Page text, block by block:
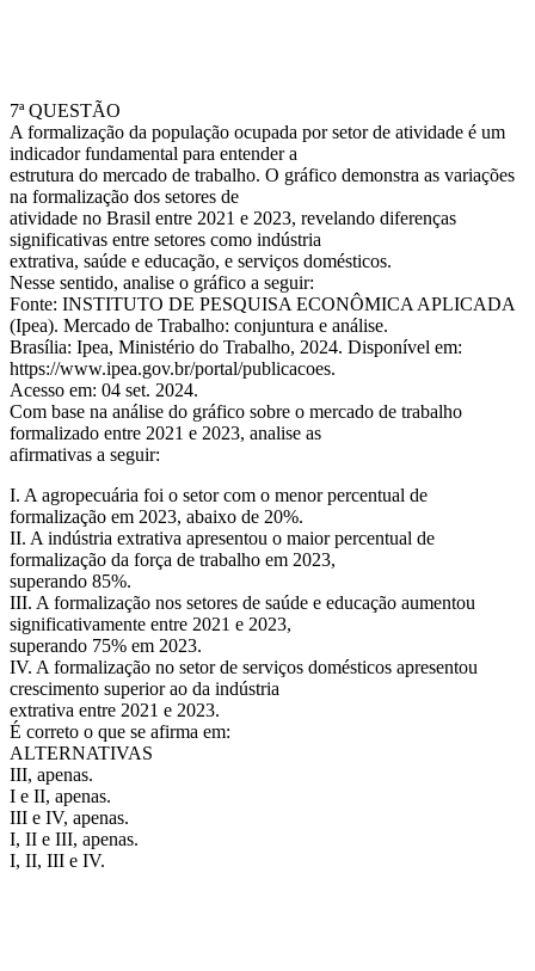
7ª QUESTÃO
A formalização da população ocupada por setor de atividade é um
indicador fundamental para entender a
estrutura do mercado de trabalho. O gráfico demonstra as variações
na formalização dos setores de
atividade no Brasil entre 2021 e 2023, revelando diferenças
significativas entre setores como indústria
extrativa, saúde e educação, e serviços domésticos.
Nesse sentido, analise o gráfico a seguir:
Fonte: INSTITUTO DE PESQUISA ECONÔMICA APLICADA
(Ipea). Mercado de Trabalho: conjuntura e análise.
Brasília: Ipea, Ministério do Trabalho, 2024. Disponível em:
https://www.ipea.gov.br/portal/publicacoes.
Acesso em: 04 set. 2024.
Com base na análise do gráfico sobre o mercado de trabalho
formalizado entre 2021 e 2023, analise as
afirmativas a seguir:
I. A agropecuária foi o setor com o menor percentual de
formalização em 2023, abaixo de 20%.
II. A indústria extrativa apresentou o maior percentual de
formalização da força de trabalho em 2023,
superando 85%.
III. A formalização nos setores de saúde e educação aumentou
significativamente entre 2021 e 2023,
superando 75% em 2023.
IV. A formalização no setor de serviços domésticos apresentou
crescimento superior ao da indústria
extrativa entre 2021 e 2023.
É correto o que se afirma em:
ALTERNATIVAS
III, apenas.
I e II, apenas.
III e IV, apenas.
I, II e III, apenas.
I, II, III e IV.